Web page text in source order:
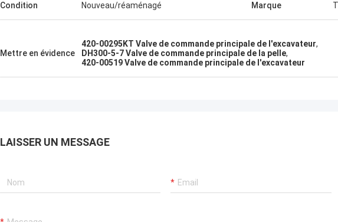
Condition Nouveau/réaménagé Marque
Mettre en évidence
420-00295KT Valve de commande principale de l'excavateur,
DH300-5-7 Valve de commande principale de la pelle,
420-00519 Valve de commande principale de l'excavateur
LAISSER UN MESSAGE